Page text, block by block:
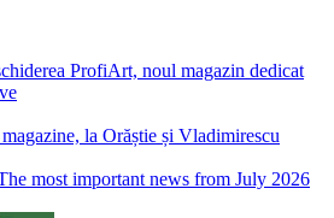
ProfiArt, noul magazin dedicat
la Orăștie și Vladimirescu
most important news from July 2026